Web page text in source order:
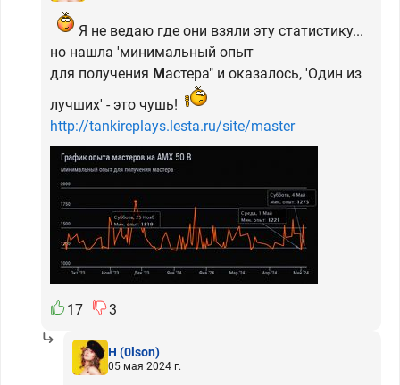
Я не ведаю где они взяли эту статистику...
но нашла 'минимальный опыт
для получения Мастера" и оказалось, 'Один из
лучших' - это чушь!
http://tankireplays.lesta.ru/site/master
17 3
H (0lson)
05 мая 2024 г.